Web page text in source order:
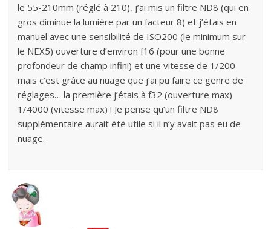
le 55-210mm (réglé à 210), j’ai mis un filtre ND8 (qui en
gros diminue la lumière par un facteur 8) et j’étais en
manuel avec une sensibilité de ISO200 (le minimum sur
le NEX5) ouverture d’environ f16 (pour une bonne
profondeur de champ infini) et une vitesse de 1/200
mais c’est grâce au nuage que j’ai pu faire ce genre de
réglages… la première j’étais à f32 (ouverture max)
1/4000 (vitesse max) ! Je pense qu’un filtre ND8
supplémentaire aurait été utile si il n’y avait pas eu de
nuage.